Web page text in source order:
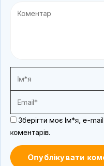
Зберігти моє Ім*я, e-
коментарів.